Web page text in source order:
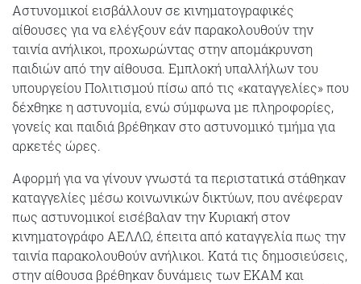
Αστυνομικοί εισβάλλουν σε κινηματογραφικές
αίθουσες για να ελέγξουν εάν παρακολουθούν την
ταινία ανήλικοι, προχωρώντας στην απομάκρυνση
παιδιών από την αίθουσα. Εμπλοκή υπαλλήλων του
υπουργείου Πολιτισμού πίσω από τις «καταγγελίες» που
δέχθηκε η αστυνομία, ενώ σύμφωνα με πληροφορίες,
γονείς και παιδιά βρέθηκαν στο αστυνομικό τμήμα για
αρκετές ώρες.
Αφορμή για να γίνουν γνωστά τα περιστατικά στάθηκαν
καταγγελίες μέσω κοινωνικών δικτύων, που ανέφεραν
πως αστυνομικοί εισέβαλαν την Κυριακή στον
κινηματογράφο ΑΕΛΛΩ, έπειτα από καταγγελία πως την
ταινία παρακολουθούν ανήλικοι. Κατά τις δημοσιεύσεις,
στην αίθουσα βρέθηκαν δυνάμεις των ΕΚΑΜ και